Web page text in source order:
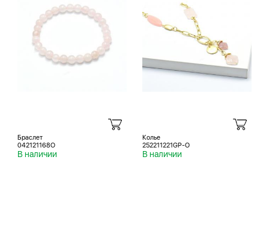
Браслет
042121168O
В наличии
Колье
252211221GP-O
В наличии